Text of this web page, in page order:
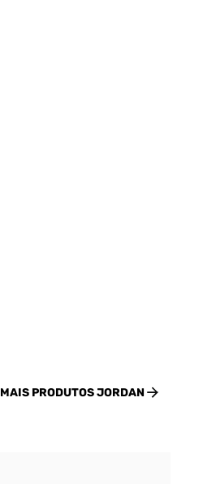
MAIS PRODUTOSJORDAN